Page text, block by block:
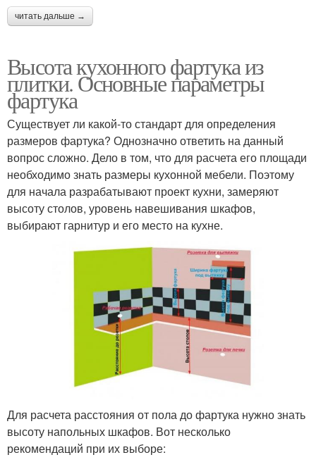
читать дальше →
Высота кухонного фартука из
плитки. Основные параметры
фартука
Существует ли какой-то стандарт для определения
размеров фартука? Однозначно ответить на данный
вопрос сложно. Дело в том, что для расчета его площади
необходимо знать размеры кухонной мебели. Поэтому
для начала разрабатывают проект кухни, замеряют
высоту столов, уровень навешивания шкафов,
выбирают гарнитур и его место на кухне.
Для расчета расстояния от пола до фартука нужно знать
высоту напольных шкафов. Вот несколько
рекомендаций при их выборе: